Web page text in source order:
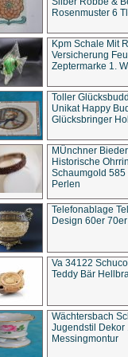
Rosenmuster 6
Kpm Schale Mit
Versicherung
Zeptermarke 1.
Toller
Unikat Happy
Glücksbringer
MÜnchner
Historische
Schaumgold 585
Perlen
Telefonablage
Design 60er
Va 34122
Teddy Bär
Wächtersbach
Jugendstil Dekor
Messingmontur